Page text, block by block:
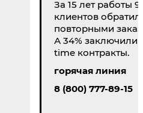
За 15 лет работы
клиентов
повторными
А 34% заключили
time контракты.
горячая линия
8 (800) 777-89-15